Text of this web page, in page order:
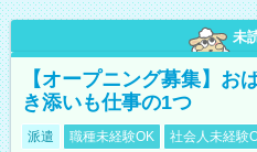
未
【オープニング募集】お
き添いも仕事の1つ
派遣 職種未経験OK 社会人未経験